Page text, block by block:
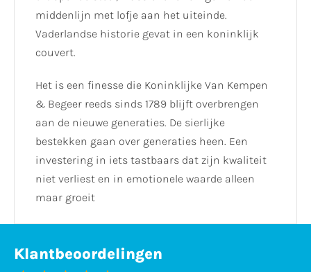
middenlijn met lofje aan het uiteinde.
Vaderlandse historie gevat in een koninklijk
couvert.
Het is een finesse die Koninklijke Van Kempen
& Begeer reeds sinds 1789 blijft overbrengen
aan de nieuwe generaties. De sierlijke
bestekken gaan over generaties heen. Een
investering in iets tastbaars dat zijn kwaliteit
niet verliest en in emotionele waarde alleen
maar groeit
Klantbeoordelingen